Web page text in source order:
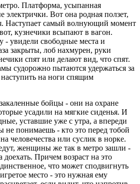
Платформа, усыпанная
Вот она родная ползет,
Наступает самый волнующий момент
кузнечики всыпают в вагон.
- увидели свободные места и
закрыты, лоб нахмурен, руки
спят или делают вид, что спят.
судорожно пытаются удержаться за
на ноги спящим
бойцы - они на охране
усадили на мягкие сиденья. И
уставшие уже с утра, а впереди
не понимаешь - кто это перед тобой
человечества или суслик в норке.
женщины же так в метро зашли -
Причем возраст на это
что может сподвигнуть
место - это нужная ему